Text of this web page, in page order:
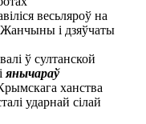
весьляроў на
Жанчыны і дзяўчаты
ў султанской
янычараў
ханства
ударнай сілай